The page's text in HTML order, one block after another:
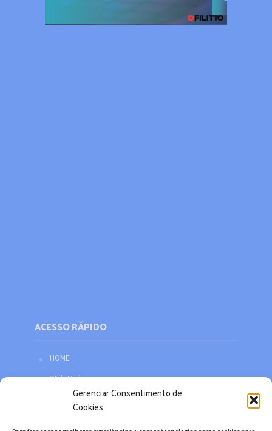
Gerenciar Consentimento de
Cookies
ACESSO RÁPIDO
HOME
Web Mail
Política de privacidade